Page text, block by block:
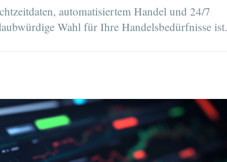
automatisiertem Handel und 24/7
Wahl für Ihre Handelsbedürfnisse ist.